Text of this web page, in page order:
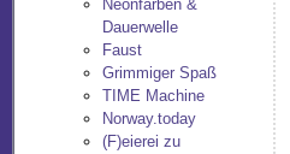
Neonfarben &
Dauerwelle
Faust
Grimmiger Spaß
TIME Machine
Norway.today
(F)eierei zu